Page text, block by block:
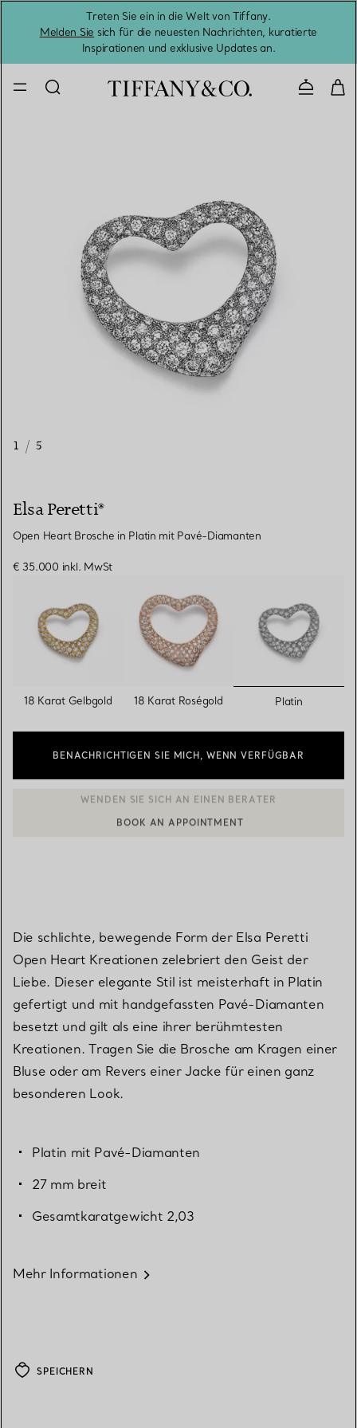
Treten Sie ein in die Welt von Tiffany.
Melden Sie sich für die neuesten Nachrichten, kuratierte
Inspirationen und exklusive Updates an.
1 / 5
Elsa Peretti®
Open Heart Brosche in Platin mit Pavé-Diamanten
€ 35.000 inkl. MwSt
18 Karat Gelbgold 18 Karat Roségold Platin
BENACHRICHTIGEN SIE MICH, WENN VERFÜGBAR
EINEN KUNDENBERATER KONTAKTIEREN ODER EINEN
Die schlichte, bewegende Form der Elsa Peretti
Open Heart Kreationen zelebriert den Geist der
Liebe. Dieser elegante Stil ist meisterhaft in Platin
gefertigt und mit handgefassten Pavé-Diamanten
besetzt und gilt als eine ihrer berühmtesten
Kreationen. Tragen Sie die Brosche am Kragen einer
Bluse oder am Revers einer Jacke für einen ganz
besonderen Look.
Platin mit Pavé-Diamanten
27 mm breit
Gesamtkaratgewicht 2,03
Mehr Informationen
SPEICHERN